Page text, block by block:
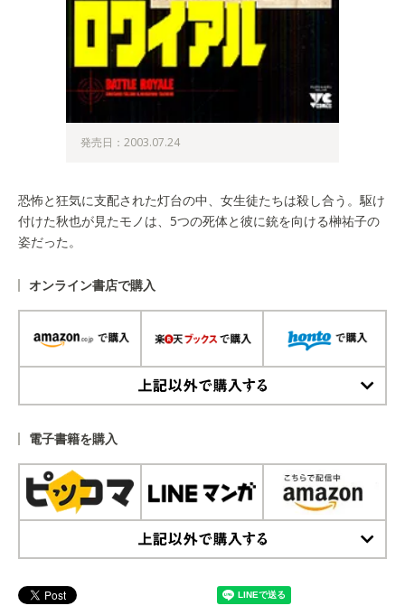
発売日：2003.07.24
恐怖と狂気に支配された灯台の中、女生徒たちは殺し合う。駆け
付けた秋也が見たモノは、5つの死体と彼に銃を向ける榊祐子の
姿だった。
オンライン書店で購入
電子書籍を購入